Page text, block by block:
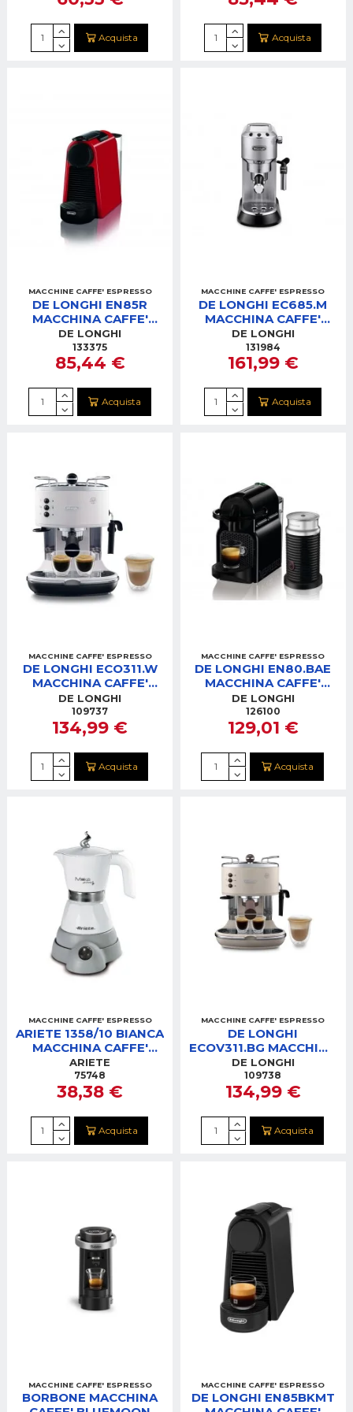
Acquista Acquista
MACCHINE CAFFE' ESPRESSO
DE LONGHI EN85R
MACCHINA CAFFE'
NESPRESSO ESSENZA
MINI ROSSA
DE LONGHI
133375
85,44 €
Acquista
MACCHINE CAFFE' ESPRESSO
DE LONGHI EC685.M
MACCHINA CAFFE'
METAL
DE LONGHI
131984
161,99 €
Acquista
MACCHINE CAFFE' ESPRESSO
DE LONGHI ECO311.W
MACCHINA CAFFE'
ICONA BIANCA
DE LONGHI
109737
134,99 €
Acquista
MACCHINE CAFFE' ESPRESSO
DE LONGHI EN80.BAE
MACCHINA CAFFE'
NESPRESSO
INISSIA&MILK A-40%
DE LONGHI
126100
129,01 €
Acquista
MACCHINE CAFFE' ESPRESSO
ARIETE 1358/10 BIANCA
MACCHINA CAFFE'
MOKA AROMA 480W
ARIETE
75748
38,38 €
Acquista
MACCHINE CAFFE' ESPRESSO
DE LONGHI
ECOV311.BG MACCHINA
CAFFE ICONA VINTAGE
BEIGE
DE LONGHI
109738
134,99 €
Acquista
MACCHINE CAFFE' ESPRESSO
BORBONE MACCHINA
MACCHINE CAFFE' ESPRESSO
DE LONGHI EN85BKMT